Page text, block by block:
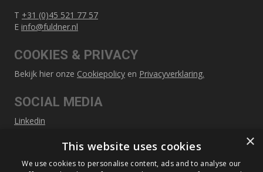
T +31 (0)45 521 77 57
E info@fuldner.nl
COOKIES & PRIVACY
Bekijk hier onze Cookiepolicy en Privacyverklaring.
SOCIAL MEDIA
Linkedin
SITEMAP ×
This website uses cookies
We use cookies to personalise content, ads and to analyse our